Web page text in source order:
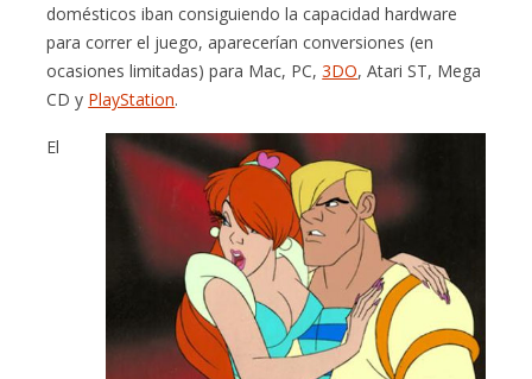
domésticos iban consiguiendo la capacidad hardware
para correr el juego, aparecerían conversiones (en
ocasiones limitadas) para Mac, PC,3DO, Atari ST, Mega
CD y PlayStation.
El